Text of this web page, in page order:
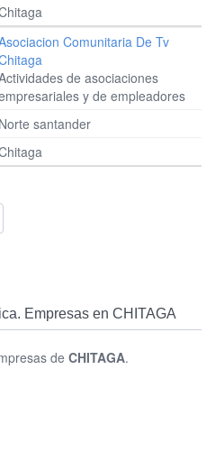
Comunitaria De Tv
de asociaciones
y de empleadores
Norte santander
Empresas en CHITAGA
de CHITAGA.